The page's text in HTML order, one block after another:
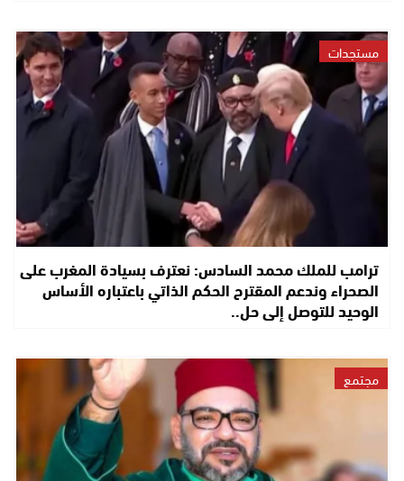
مستجدات
ترامب للملك محمد السادس: نعترف بسيادة المغرب على
الصحراء وندعم المقترح الحكم الذاتي باعتباره الأساس
الوحيد للتوصل إلى حل..
مجتمع